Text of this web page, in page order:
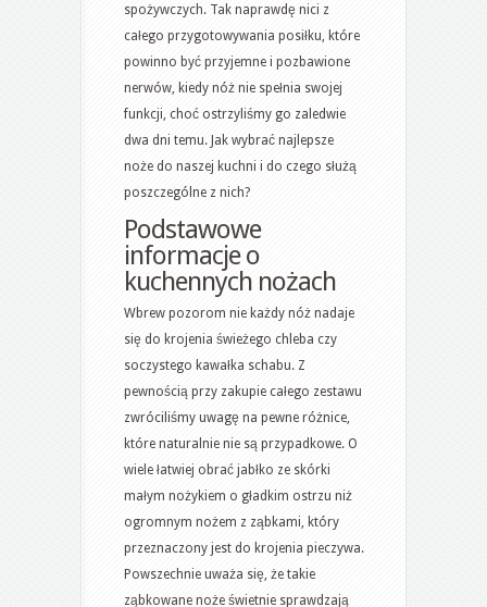
spożywczych. Tak naprawdę nici z
całego przygotowywania posiłku, które
powinno być przyjemne i pozbawione
nerwów, kiedy nóż nie spełnia swojej
funkcji, choć ostrzyliśmy go zaledwie
dwa dni temu. Jak wybrać najlepsze
noże do naszej kuchni i do czego służą
poszczególne z nich?
Podstawowe
informacje o
kuchennych nożach
Wbrew pozorom nie każdy nóż nadaje
się do krojenia świeżego chleba czy
soczystego kawałka schabu. Z
pewnością przy zakupie całego zestawu
zwróciliśmy uwagę na pewne różnice,
które naturalnie nie są przypadkowe. O
wiele łatwiej obrać jabłko ze skórki
małym nożykiem o gładkim ostrzu niż
ogromnym nożem z ząbkami, który
przeznaczony jest do krojenia pieczywa.
Powszechnie uważa się, że takie
ząbkowane noże świetnie sprawdzają